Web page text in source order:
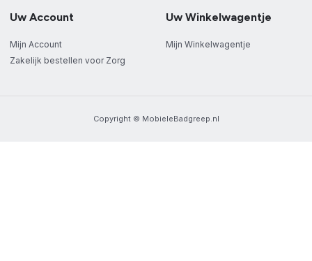
Uw Account
Mijn Account
Zakelijk bestellen voor Zorg
Uw Winkelwagentje
Mijn Winkelwagentje
Copyright © MobieleBadgreep.nl